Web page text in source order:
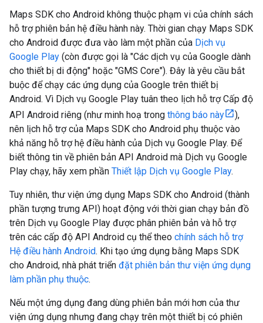
Maps SDK cho Android không thuộc phạm vi của chính sách
hỗ trợ phiên bản hệ điều hành này. Thời gian chạy Maps SDK
cho Android được đưa vào làm một phần của Dịch vụ
Google Play (còn được gọi là "Các dịch vụ của Google dành
cho thiết bị di động" hoặc "GMS Core"). Đây là yêu cầu bắt
buộc để chạy các ứng dụng của Google trên thiết bị
Android. Vì Dịch vụ Google Play tuân theo lịch hỗ trợ Cấp độ
API Android riêng (như minh hoạ trong thông báo này
),
nên lịch hỗ trợ của Maps SDK cho Android phụ thuộc vào
khả năng hỗ trợ hệ điều hành của Dịch vụ Google Play. Để
biết thông tin về phiên bản API Android mà Dịch vụ Google
Play chạy, hãy xem phần Thiết lập Dịch vụ Google Play.
Tuy nhiên, thư viện ứng dụng Maps SDK cho Android (thành
phần tượng trưng API) hoạt động với thời gian chạy bản đồ
trên Dịch vụ Google Play được phân phiên bản và hỗ trợ
trên các cấp độ API Android cụ thể theo chính sách hỗ trợ
Hệ điều hành Android. Khi tạo ứng dụng bằng Maps SDK
cho Android, nhà phát triển đặt phiên bản thư viện ứng dụng
làm phần phụ thuộc.
Nếu một ứng dụng đang dùng phiên bản mới hơn của thư
viện ứng dụng nhưng đang chạy trên một thiết bị có phiên